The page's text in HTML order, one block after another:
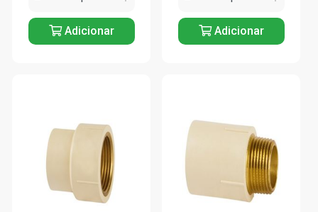
Adicionar Adicionar